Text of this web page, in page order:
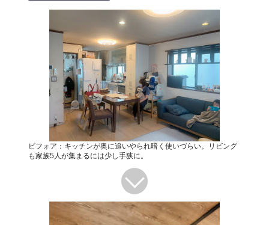
ビフォア：キッチンが奥に追いやられ暗く使いづらい。リビング
も家族5人が集まるには少し手狭に。